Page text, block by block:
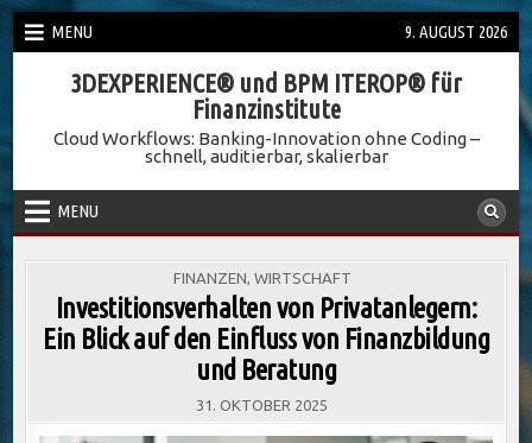
Skip
to
MENU 9. AUGUST 2026
3DEXPERIENCE® und BPM ITEROP® für
Finanzinstitute
Cloud Workflows: Banking-Innovation ohne Coding –
schnell, auditierbar, skalierbar
MENU
POSTED
FINANZEN WIRTSCHAFT
Investitionsverhalten von Privatanlegern:
Ein Blick auf den Einfluss von Finanzbildung
und Beratung
31. OKTOBER 2025